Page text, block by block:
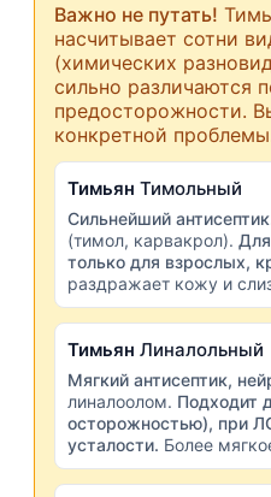
Важно не путать!
насчитывает сотни
(химических
сильно различаются
предосторожности.
конкретной
Тимьян Тимольный
Сильнейший
(тимол, карвакрол).
только для взрослых,
раздражает кожу и
Тимьян Линалольный
Мягкий антисептик,
линалоолом. Подходит
осторожностью), при
усталости. Более